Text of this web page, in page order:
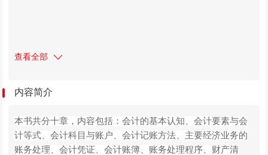
查看全部
内容简介
本书共分十章，内容包括：会计的基本认知、会计要素与会
计等式、会计科目与账户、会计记账方法、主要经济业务的
账务处理、会计凭证、会计账簿、账务处理程序、财产清